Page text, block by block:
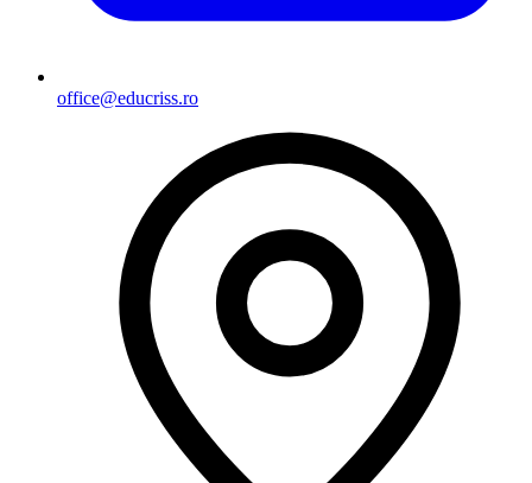
office@educriss.ro